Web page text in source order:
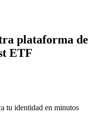
plataforma de
ETF
tu identidad en minutos